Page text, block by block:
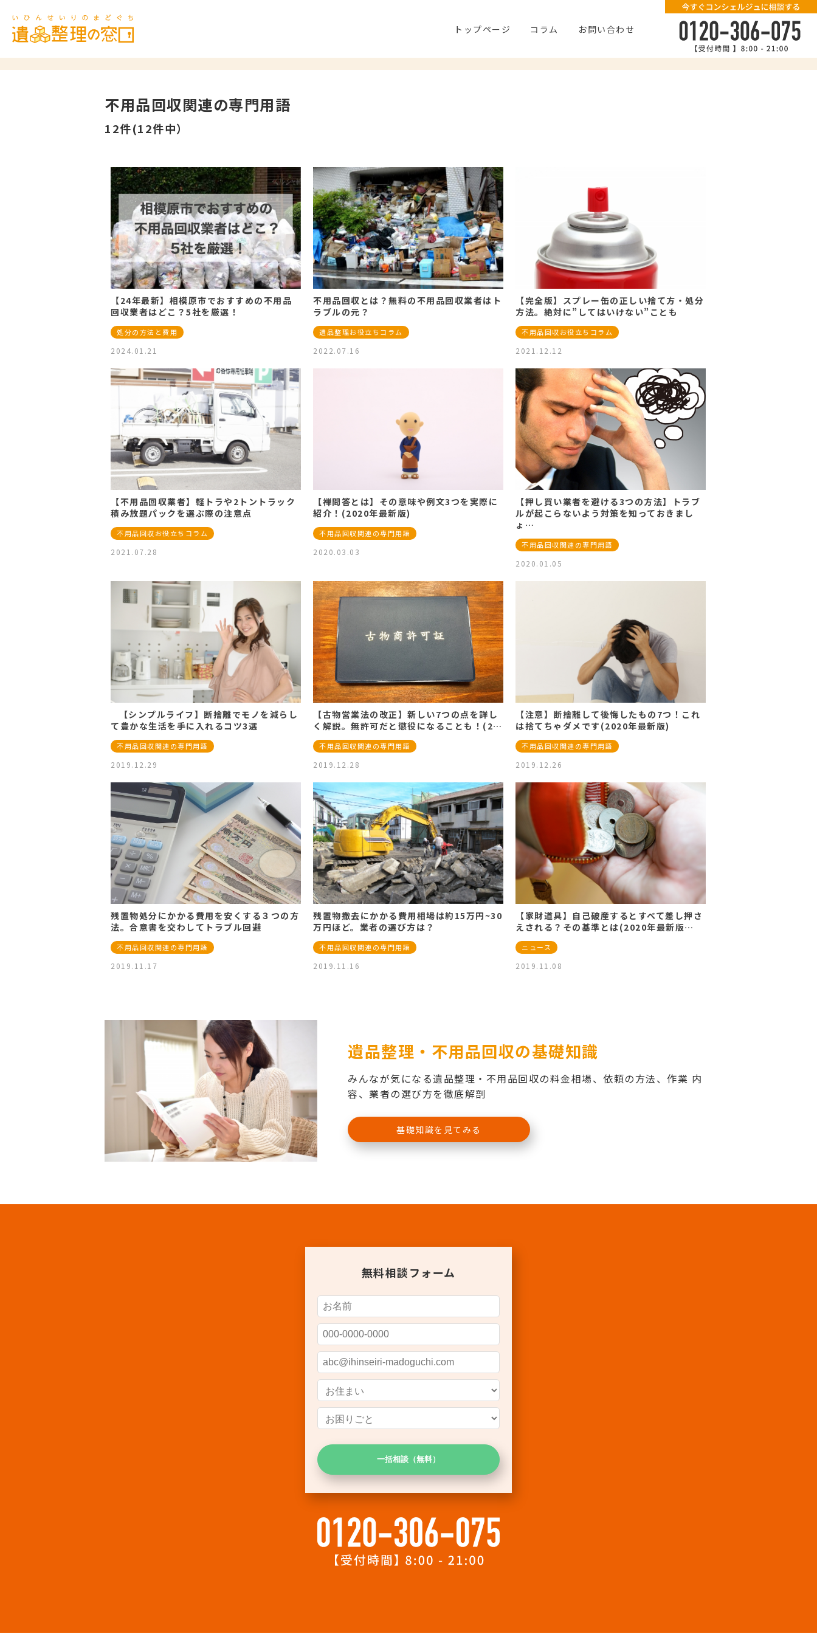
トップページ コラム お問い合わせ
不用品回収関連の専門用語
12件(12件中）
【24年最新】相模原市でおすすめの不用品
回収業者はどこ？5社を厳選！
処分の方法と費用
2024.01.21
不用品回収とは？無料の不用品回収業者はト
ラブルの元？
遺品整理お役立ちコラム
2022.07.16
【完全版】スプレー缶の正しい捨て方・処分
方法。絶対に”してはいけない”ことも
不用品回収お役立ちコラム
2021.12.12
【不用品回収業者】軽トラや2トントラック
積み放題パックを選ぶ際の注意点
不用品回収お役立ちコラム
2021.07.28
【禅問答とは】その意味や例文3つを実際に
紹介！(2020年最新版)
不用品回収関連の専門用語
2020.03.03
【押し買い業者を避ける3つの方法】トラブ
ルが起こらないよう対策を知っておきまし
ょ…
不用品回収関連の専門用語
2020.01.05
【シンプルライフ】断捨離でモノを減らし
て豊かな生活を手に入れるコツ3選
不用品回収関連の専門用語
2019.12.29
【古物営業法の改正】新しい7つの点を詳し
く解説。無許可だと懲役になることも！(2…
不用品回収関連の専門用語
2019.12.28
【注意】断捨離して後悔したもの7つ！これ
は捨てちゃダメです(2020年最新版)
不用品回収関連の専門用語
2019.12.26
残置物処分にかかる費用を安くする３つの方
法。合意書を交わしてトラブル回避
不用品回収関連の専門用語
2019.11.17
残置物撤去にかかる費用相場は約15万円~30
万円ほど。業者の選び方は？
不用品回収関連の専門用語
2019.11.16
【家財道具】自己破産するとすべて差し押さ
えされる？その基準とは(2020年最新版…
ニュース
2019.11.08
遺品整理・不用品回収の基礎知識
みんなが気になる遺品整理・不用品回収の料金相場、依頼の方法、作業 内
容、業者の選び方を徹底解剖
基礎知識を見てみる
無料相談フォーム